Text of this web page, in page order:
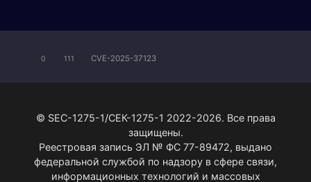
0 111 CVE-2025-37123
© SEC-1275-1/СЕК-1275-1 2022-2026. Все права
защищены.
Реестровая запись ЭЛ № ФС 77-89472, выдано
федеральной службой по надзору в сфере связи,
информационных технологий и массовых